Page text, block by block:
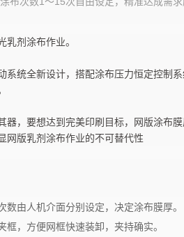
乳剂涂布作业。
系统全新设计，搭配涂布压力恒定控制
器，要想达到完美印刷目标，网版涂布
网版乳剂涂布作业的不可替代性
数由人机介面分别设定，决定涂布膜厚。
框，方便网框快速装卸，夹持确实。